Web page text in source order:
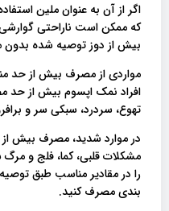
اگر از آن به عنوان ملین
که ممکن است ناراحتی
بیش از دوز توصیه شده
مواردی از مصرف بیش از حد
افراد نمک اپسوم بیش از حد
تهوع، سردرد، سبکی سر و
در موارد شدید، مصرف بیش از
مشکلات قلبی، کما، فلج و
را در مقادیر مناسب طبق
بندی مصرف کنید.